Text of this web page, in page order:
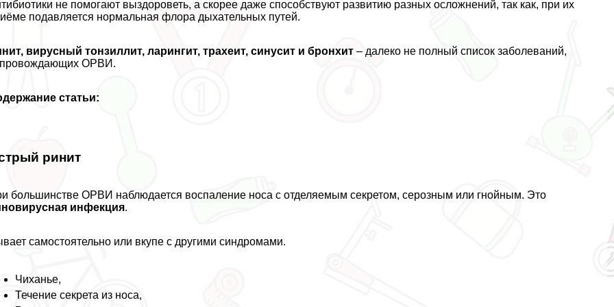
не помогают выздороветь, а скорее даже способствуют развитию разных осложнений, так как, при их
подавляется нормальная флора дыхательных путей.
вирусный тонзиллит, ларингит, трахеит, синусит и бронхит – далеко не полный список заболеваний,
ОРВИ.
статьи:
ринит
большинстве ОРВИ наблюдается воспаление носа с отделяемым секретом, серозным или гнойным. Это
инфекция.
самостоятельно или вкупе с другими синдромами.
Чиханье,
Течение секрета из носа,